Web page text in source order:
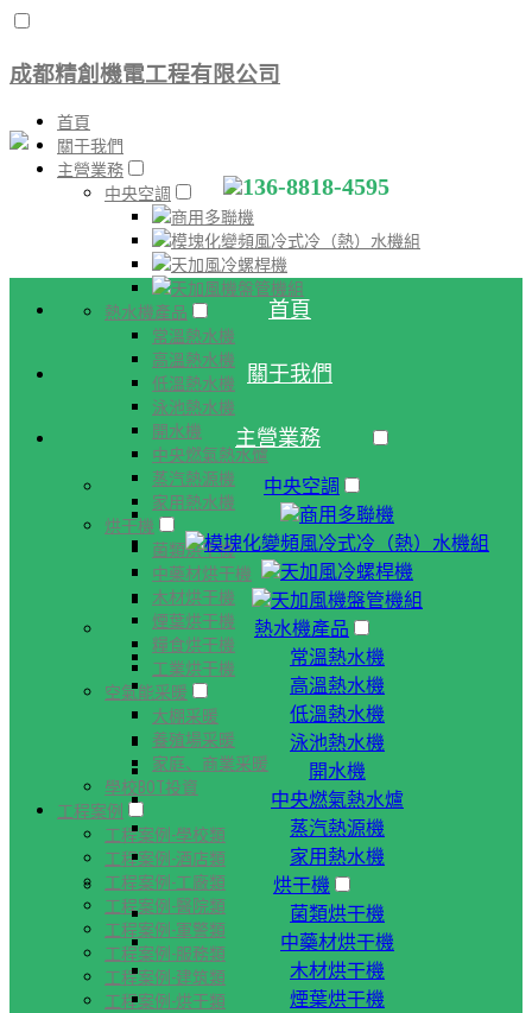
成都精創機電工程有限公司
首頁
關于我們
主營業務
中央空調
商用多聯機
模塊化變頻風冷式冷（熱）水機組
天加風冷螺桿機
天加風機盤管機組
熱水機產品
常溫熱水機
高溫熱水機
低溫熱水機
泳池熱水機
開水機
中央燃氣熱水爐
蒸汽熱源機
家用熱水機
烘干機
菌類烘干機
中藥材烘干機
木材烘干機
煙葉烘干機
糧食烘干機
工業烘干機
空氣能采暖
大棚采暖
養殖場采暖
家庭、商業采暖
學校BOT投資
工程案例
工程案例-學校類
工程案例-酒店類
工程案例-工廠類
工程案例-醫院類
工程案例-軍警類
工程案例-服務類
工程案例-建筑類
工程案例-烘干類
136-8818-4595
首頁
關于我們
主營業務
中央空調
商用多聯機
模塊化變頻風冷式冷（熱）水機組
天加風冷螺桿機
天加風機盤管機組
熱水機產品
常溫熱水機
高溫熱水機
低溫熱水機
泳池熱水機
開水機
中央燃氣熱水爐
蒸汽熱源機
家用熱水機
烘干機
菌類烘干機
中藥材烘干機
木材烘干機
煙葉烘干機